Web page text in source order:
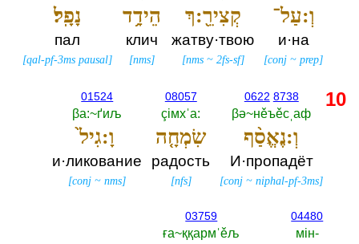
וְ:עַל־
и·на
[conj ~prep]
קְצִירֵ֖:ךְ
жатву·твою
[nms~ 2fs-sf]
הֵידָ֥ד
клич
[nms]
נָפָֽל׃
пал
[qal-pf-3ms pausal]
0622 8738
βә~нěъěсˌаф
וְ:נֶאֱסַ֨ף
И·пропадёт
[conj ~niphal-pf-3ms]
08057
çiмхˈа:‎
שִׂמְחָ֤ה
радость
[nfs]
01524
βа:~ґиљ
וָ:גִיל֙
и·ликование
[conj ~nms]
04480
мiн-‎
03759
ға~ққармˈěљ
10